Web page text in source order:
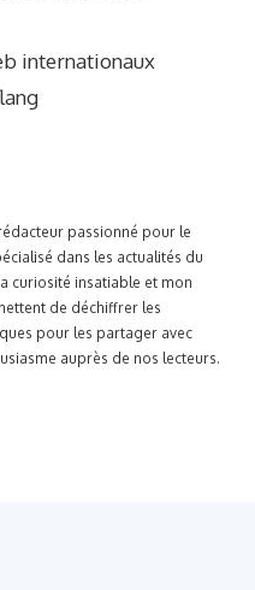
internationaux
passionné pour le
dans les actualités du
curiosité insatiable et mon
de déchiffrer les
pour les partager avec
auprès de nos lecteurs.